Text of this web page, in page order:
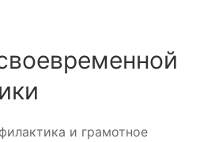
и грамотное